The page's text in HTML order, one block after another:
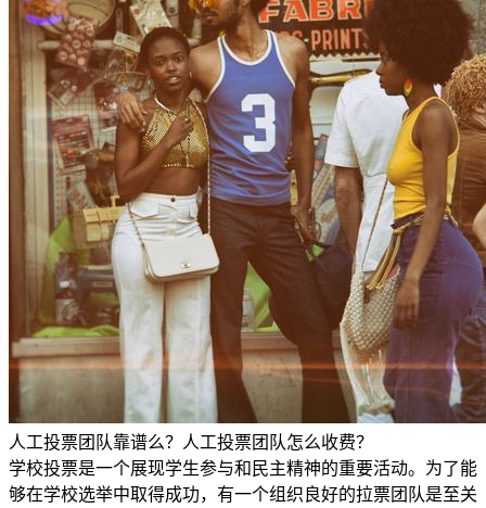
人工投票团队靠谱么？人工投票团队怎么收费？
学校投票是一个展现学生参与和民主精神的重要活动。为了能
够在学校选举中取得成功，有一个组织良好的拉票团队是至关